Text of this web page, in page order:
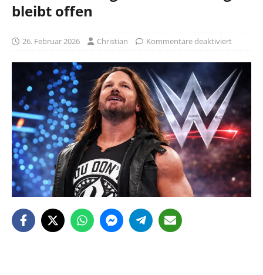
bleibt offen
26. Februar 2026 Christian Kommentare deaktiviert